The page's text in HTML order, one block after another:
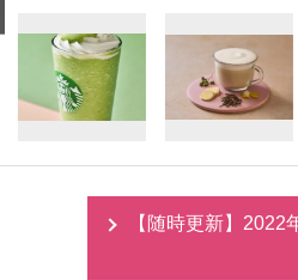
【随時更新】